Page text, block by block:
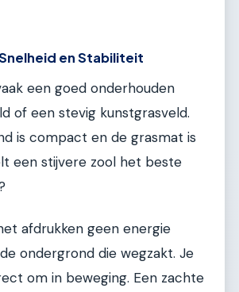
en Stabiliteit
een goed onderhouden
of een stevig kunstgrasveld.
is compact en de grasmat is
een stijvere zool het beste
afdrukken geen energie
ondergrond die wegzakt. Je
om in beweging. Een zachte